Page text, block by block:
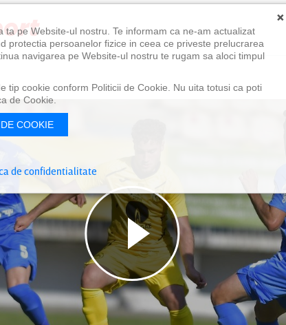
×
pe Website-ul nostru. Te informam ca ne-am actualizat
protectia persoanelor fizice in ceea ce priveste prelucrarea
navigarea pe Website-ul nostru te rugam sa aloci timpul
tip cookie conform Politicii de Cookie. Nu uita totusi ca poti
de Cookie.
COOKIE
de confidentialitate